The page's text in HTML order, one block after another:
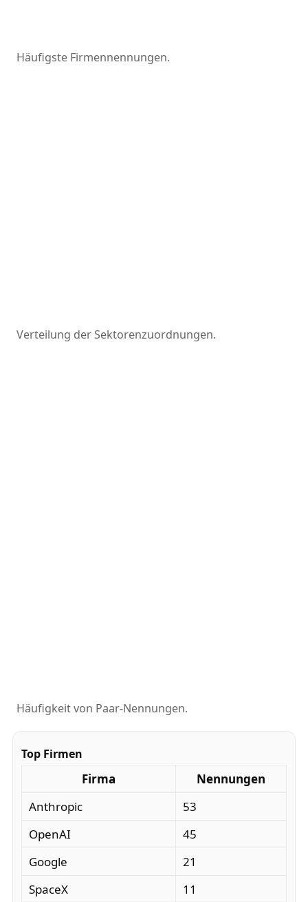
Häufigste Firmennennungen.
Verteilung der Sektorenzuordnungen.
Häufigkeit von Paar-Nennungen.
Top Firmen
Firma
Nennungen
Anthropic
53
OpenAI
45
Google
21
SpaceX
11